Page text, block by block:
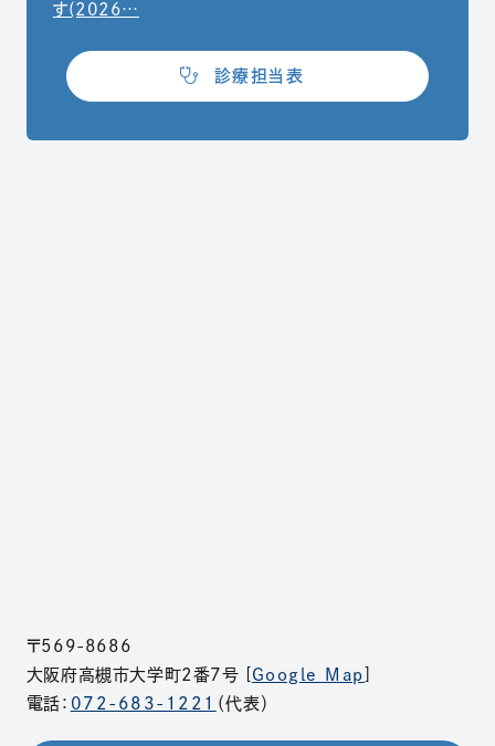
す(2026…
診療担当表
（別ウィンドウで開きます）
〒569-8686
大阪府高槻市大学町2番7号 [ Google Map
電話： 072-683-1221 （代表）